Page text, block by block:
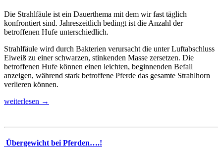
Die Strahlfäule ist ein Dauerthema mit dem wir fast täglich
konfrontiert sind. Jahreszeitlich bedingt ist die Anzahl der
betroffenen Hufe unterschiedlich.
Strahlfäule wird durch Bakterien verursacht die unter Luftabschluss
Eiweiß zu einer schwarzen, stinkenden Masse zersetzen. Die
betroffenen Hufe können einen leichten, beginnenden Befall
anzeigen, während stark betroffene Pferde das gesamte Strahlhorn
verlieren können.
weiterlesen →
Übergewicht bei Pferden….!